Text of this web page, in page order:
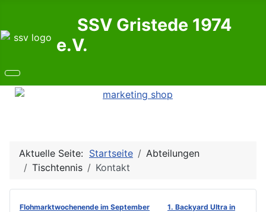
SSV Gristede 1974
e.V.
Aktuelle Seite: Startseite
Abteilungen
Tischtennis
Kontakt
Flohmarktwochenende im September
1. Backyard Ultra in